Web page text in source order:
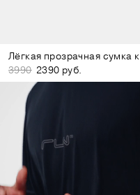
3990 2390 руб.